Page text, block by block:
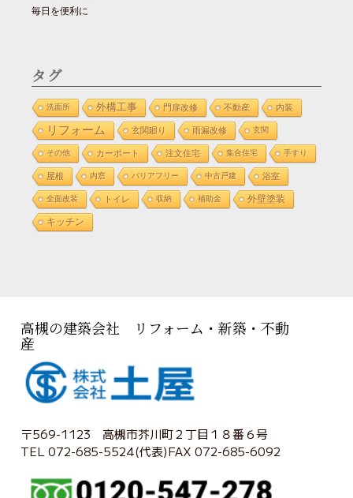
毎日を便利に
タグ
洗面所 外構工事 門扉改修 不動産 内装
リフォーム 玄関廻り 雨漏改修 玄関
その他 カーポート 注文住宅 集合住宅 手すり
屋根 内窓 バリアフリー 中古戸建 浴室
全面改装 トイレ 収納 補助金 外壁塗装
キッチン
高槻の建築会社 リフォーム・新築・不動
産
〒569-1123 高槻市芥川町２丁目１８番６号
TEL 072-685-5524(代表)FAX 072-685-6092